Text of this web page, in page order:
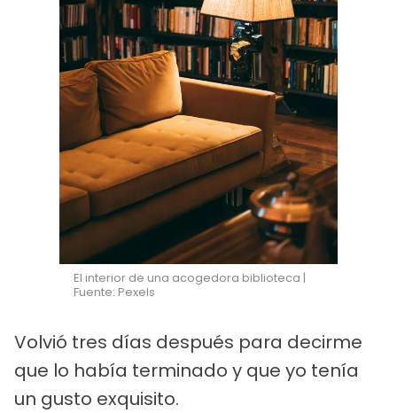
El interior de una acogedora biblioteca |
Fuente: Pexels
Volvió tres días después para decirme
que lo había terminado y que yo tenía
un gusto exquisito.